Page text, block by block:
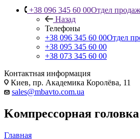
+38 096 345 60 00Отдел продаж
Назад
Телефоны
+38 096 345 60 00Отдел
+38 095 345 60 00
+38 073 345 60 00
Контактная информация
Киев, пр. Академика Королёва, 11
sales@mbavto.com.ua
Koмпpeccopнaя
Главная